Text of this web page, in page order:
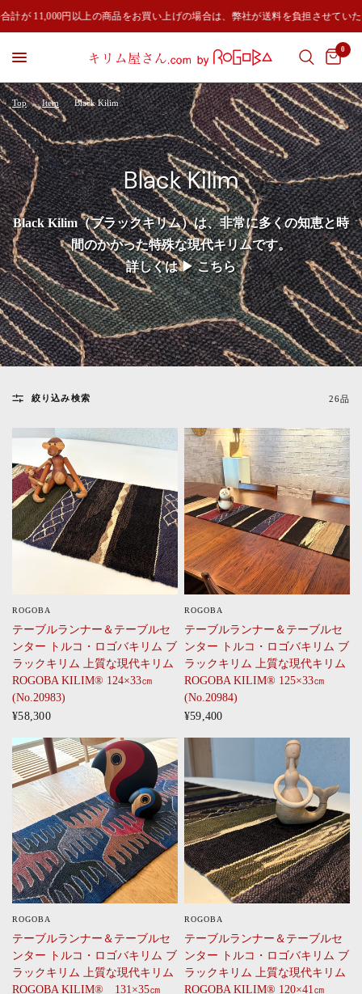
が 11,000円以上の商品をお買い上げの場合は、弊社が送料を負担させていた
0
Top / Item / Black Kilim
Black Kilim
Black Kilim（ブラックキリム）は、非常に多くの知恵と時
間のかかった特殊な現代キリムです。
詳しくは▶︎ こちら
絞り込み検索 26品
ROGOBA
テーブルランナー＆テーブルセ
ンター トルコ・ロゴバキリム ブ
ラックキリム 上質な現代キリム
ROGOBA KILIM® 124×33㎝
(No.20983)
¥58,300
ROGOBA
テーブルランナー＆テーブルセ
ンター トルコ・ロゴバキリム ブ
ラックキリム 上質な現代キリム
ROGOBA KILIM® 125×33㎝
(No.20984)
¥59,400
ROGOBA
テーブルランナー＆テーブルセ
ンター トルコ・ロゴバキリム ブ
ラックキリム 上質な現代キリム
ROGOBA KILIM® 131×35㎝
ROGOBA
テーブルランナー＆テーブルセ
ンター トルコ・ロゴバキリム ブ
ラックキリム 上質な現代キリム
ROGOBA KILIM® 120×41㎝